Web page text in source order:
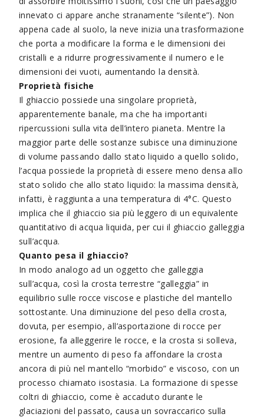
innevato ci appare anche stranamente “silente”). Non
appena cade al suolo, la neve inizia una trasformazione
che porta a modificare la forma e le dimensioni dei
cristalli e a ridurre progressivamente il numero e le
dimensioni dei vuoti, aumentando la densità.
Proprietà fisiche
Il ghiaccio possiede una singolare proprietà,
apparentemente banale, ma che ha importanti
ripercussioni sulla vita dell’intero pianeta. Mentre la
maggior parte delle sostanze subisce una diminuzione
di volume passando dallo stato liquido a quello solido,
l’acqua possiede la proprietà di essere meno densa allo
stato solido che allo stato liquido: la massima densità,
infatti, è raggiunta a una temperatura di 4°C. Questo
implica che il ghiaccio sia più leggero di un equivalente
quantitativo di acqua liquida, per cui il ghiaccio galleggia
sull’acqua.
Quanto pesa il ghiaccio?
In modo analogo ad un oggetto che galleggia
sull’acqua, così la crosta terrestre “galleggia” in
equilibrio sulle rocce viscose e plastiche del mantello
sottostante. Una diminuzione del peso della crosta,
dovuta, per esempio, all’asportazione di rocce per
erosione, fa alleggerire le rocce, e la crosta si solleva,
mentre un aumento di peso fa affondare la crosta
ancora di più nel mantello “morbido” e viscoso, con un
processo chiamato isostasia. La formazione di spesse
coltri di ghiaccio, come è accaduto durante le
glaciazioni del passato, causa un sovraccarico sulla